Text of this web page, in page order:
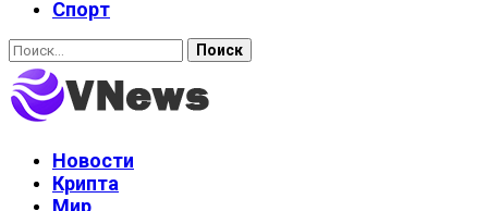
Спорт
Найти:
Новости
Крипта
Мир